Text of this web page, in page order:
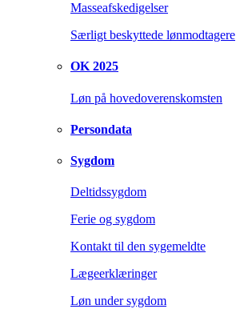
Masseafskedigelser
Særligt beskyttede lønmodtagere
OK 2025
Løn på hovedoverenskomsten
Persondata
Sygdom
Deltidssygdom
Ferie og sygdom
Kontakt til den sygemeldte
Lægeerklæringer
Løn under sygdom